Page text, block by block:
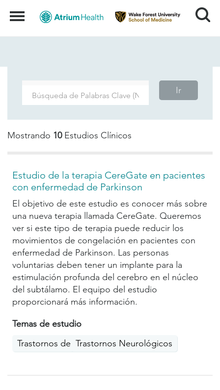
Menu Search
Ir
Mostrando 10Estudios Clínicos
Estudio de la terapia CereGate en pacientes
con enfermedad de Parkinson
El objetivo de este estudio es conocer más sobre
una nueva terapia llamada CereGate. Queremos
ver si este tipo de terapia puede reducir los
movimientos de congelación en pacientes con
enfermedad de Parkinson. Las personas
voluntarias deben tener un implante para la
estimulación profunda del cerebro en el núcleo
del subtálamo. El equipo del estudio
proporcionará más información.
Temas de estudio
Trastornos del movimientoTrastornos Neurológicos